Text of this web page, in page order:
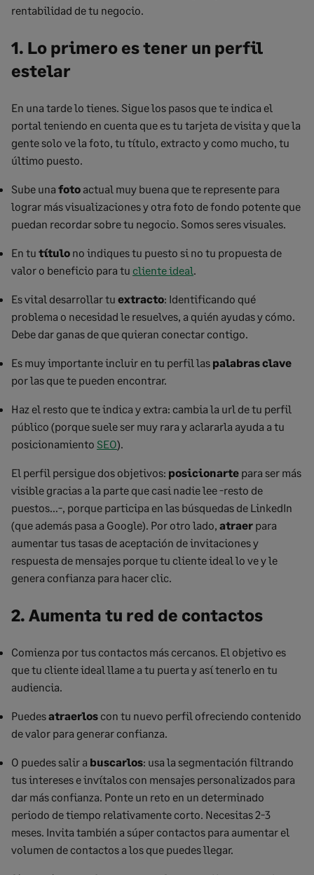
rentabilidad de tu negocio.
1. Lo primero es tener un perfil
estelar
En una tarde lo tienes. Sigue los pasos que te indica el
portal teniendo en cuenta que es tu tarjeta de visita y que la
gente solo ve la foto, tu título, extracto y como mucho, tu
último puesto.
Sube una foto actual muy buena que te represente para
lograr más visualizaciones y otra foto de fondo potente que
puedan recordar sobre tu negocio. Somos seres visuales.
En tu título no indiques tu puesto si no tu propuesta de
valor o beneficio para tu cliente ideal.
Es vital desarrollar tu extracto: Identificando qué
problema o necesidad le resuelves, a quién ayudas y cómo.
Debe dar ganas de que quieran conectar contigo.
Es muy importante incluir en tu perfil las palabras clave
por las que te pueden encontrar.
Haz el resto que te indica y extra: cambia la url de tu perfil
público (porque suele ser muy rara y aclararla ayuda a tu
posicionamiento SEO).
El perfil persigue dos objetivos: posicionarte para ser más
visible gracias a la parte que casi nadie lee -resto de
puestos…-, porque participa en las búsquedas de LinkedIn
(que además pasa a Google). Por otro lado, atraer para
aumentar tus tasas de aceptación de invitaciones y
respuesta de mensajes porque tu cliente ideal lo ve y le
genera confianza para hacer clic.
2. Aumenta tu red de contactos
Comienza por tus contactos más cercanos. El objetivo es
que tu cliente ideal llame a tu puerta y así tenerlo en tu
audiencia.
Puedesatraerlos con tu nuevo perfil ofreciendo contenido
de valor para generar confianza.
O puedes salir a buscarlos: usa la segmentación filtrando
tus intereses e invítalos con mensajes personalizados para
dar más confianza. Ponte un reto en un determinado
periodo de tiempo relativamente corto. Necesitas 2-3
meses. Invita también a súper contactos para aumentar el
volumen de contactos a los que puedes llegar.